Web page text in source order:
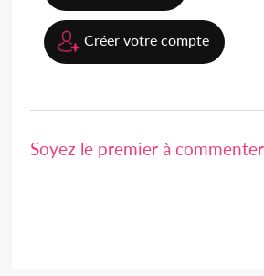
Créer votre compte
Soyez le premier à